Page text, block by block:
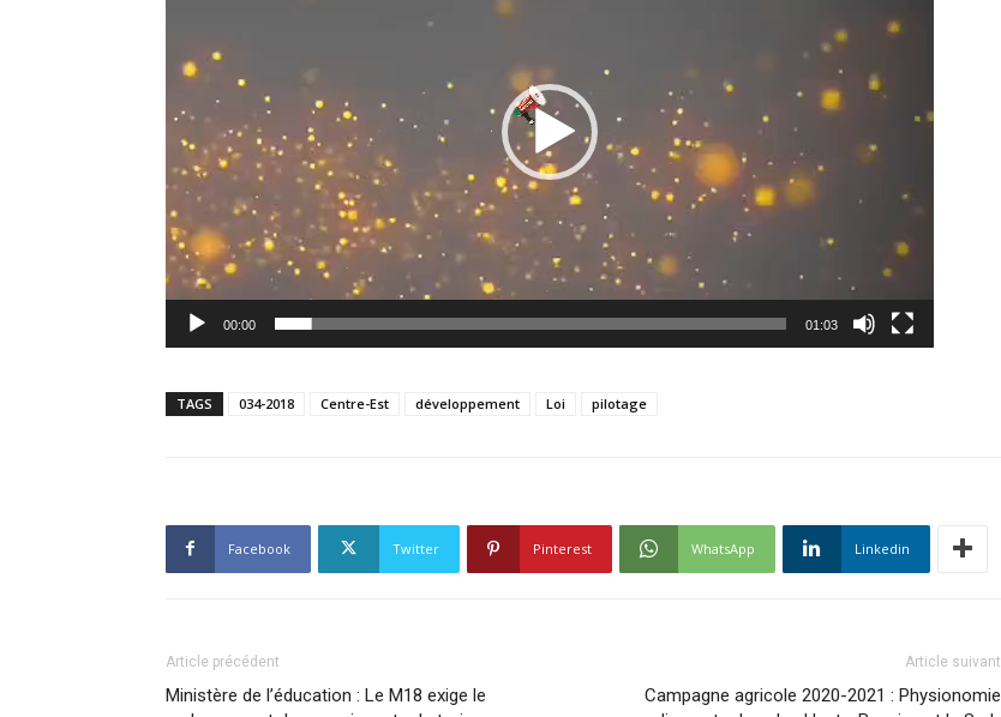
00:00 01:03
TAGS 034-2018 Centre-Est développement Loi pilotage
Facebook Twitter Pinterest WhatsApp Linkedin
Article précédent
Ministère de l’éducation : Le M18 exige le
Article suivant
Campagne agricole 2020-2021 : Physionomie